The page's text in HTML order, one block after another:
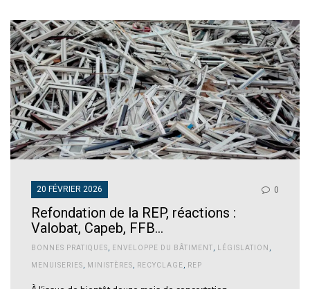
20 FÉVRIER 2026 0
Refondation de la REP, réactions :
Valobat, Capeb, FFB…
BONNES PRATIQUES ENVELOPPE DU BÂTIMENT LÉGISLATION
MENUISERIES MINISTÈRES RECYCLAGE REP